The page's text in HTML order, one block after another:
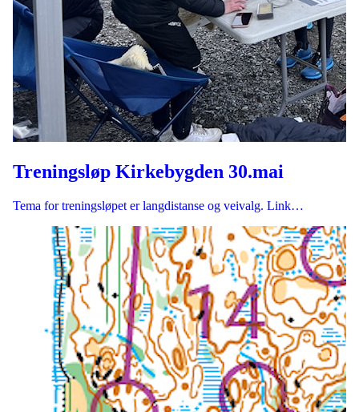
Treningsløp Kirkebygden 30.mai
Tema for treningsløpet er langdistanse og veivalg. Link…